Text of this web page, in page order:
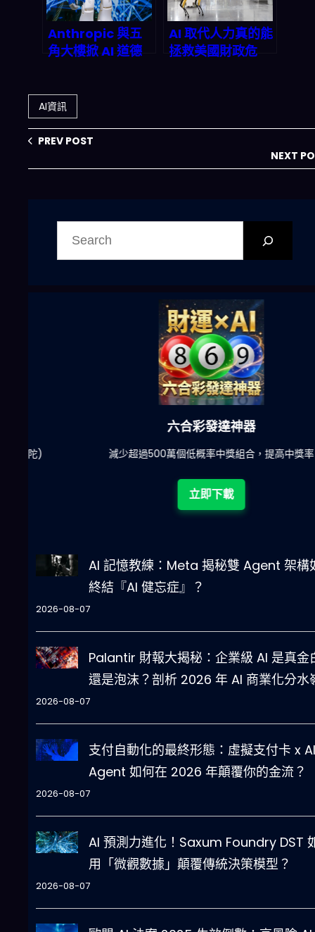
Anthropic 與五
角大樓掀 AI 道德
autonomous
weapons 的死亡
交叉
AI 取代人力真的能
拯救美國財政危
AI資訊
PREV POST
NEXT
六合彩發達神器
減少超過500萬個低概率中獎組合，提高中獎率
立即下載
AI 記憶教練：Meta 揭秘雙 Agent 架構
終結『AI 健忘症』？
2026-08-07
Palantir 財報大揭秘：企業級 AI 是真金
還是泡沫？剖析 2026 年 AI 商業化分水
2026-08-07
支付自動化的最終形態：虛擬支付卡 x AI
Agent 如何在 2026 年顛覆你的金流？
2026-08-07
AI 預測力進化！Saxum Foundry DST
用「微觀數據」顛覆傳統決策模型？
2026-08-07